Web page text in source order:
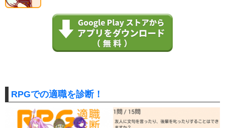
RPGでの適職を診断！